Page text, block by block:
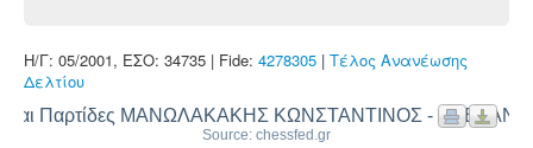
Η/Γ: 05/2001, ΕΣΟ: 34735 | Fide: 4278305 | Τέλος Ανανέωσης
Δελτίου
και Παρτίδες ΜΑΝΩΛΑΚΑΚΗΣ ΚΩΝΣΤΑΝΤΙΝΟΣ -
Source: chessfed.gr